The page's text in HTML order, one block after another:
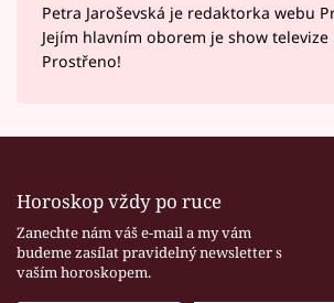
Petra Jaroševská je redaktorka webu
Jejím hlavním oborem je show televize
Prostřeno!
Horoskop vždy po ruce
Zanechte nám váš e-mail a my vám
budeme zasílat pravidelný newsletter s
vaším horoskopem.